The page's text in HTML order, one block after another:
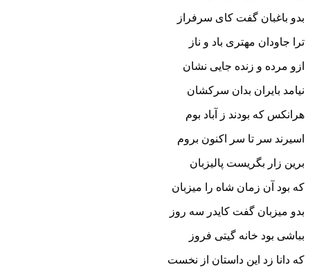
بدو باغبان گفت کاى سرفراز
ترا جاودان مهترى باد و ناز
ازو مرده و زنده جایى نشان
نیامد بایران بدان سرکشان‏
هرانکس که بودند ز آباد بوم
اسیرند سر تا سر اکنون بروم‏
برین زار بگریست پالیزبان
که بود آن زمان شاه را میزبان‏
بدو میزبان گفت کایدر سه روز
بباشى بود خانه گیتى فروز
که دانا زد این داستان از نخست